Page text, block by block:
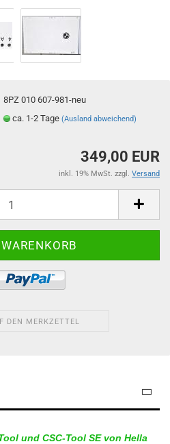
8PZ 010 607-981-neu
ca. 1-2 Tage(Ausland abweichend)
349,00 EUR
inkl. 19% MwSt. zzgl. Versand
DEN MERKZETTEL
und CSC-Tool SE von Hella